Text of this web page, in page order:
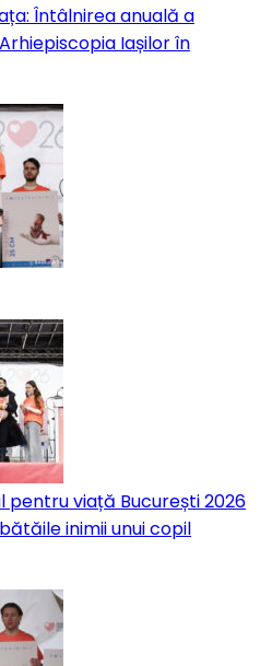
Întâlnirea anuală a
Iașilor în
pentru viață București 2026
inimii unui copil